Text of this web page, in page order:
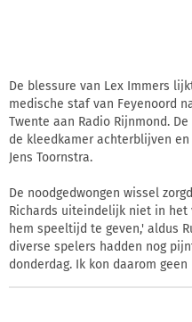
De blessure van Lex Immers
medische staf van Feyenoord
Twente aan Radio Rijnmond.
de kleedkamer achterblijven
Jens Toornstra.
De noodgedwongen wissel
Richards uiteindelijk niet in het
hem speeltijd te geven,' aldus
diverse spelers hadden nog
donderdag. Ik kon daarom